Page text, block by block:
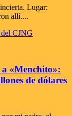
Lugar:
allí....
«Menchito»:
de dólares